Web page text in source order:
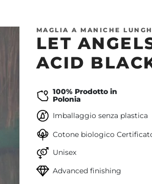
MAGLIA A MANICHE
LET
ACID
100% Prodotto in
Polonia
Imballaggio senza plastica
Cotone biologico
Unisex
Advanced finishing